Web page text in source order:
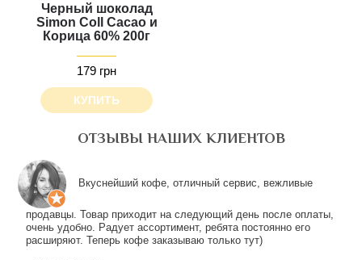
Черный шоколад
Simon Coll Cacao и
Корица 60% 200г
179 грн
КУПИТЬ
ОТЗЫВЫ НАШИХ КЛИЕНТОВ